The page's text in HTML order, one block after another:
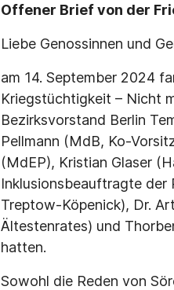
Offener Brief von der
Liebe Genossinnen und
am 14. September 2024
Kriegstüchtigkeit – Nicht
Bezirksvorstand Berlin
Pellmann (MdB, Ko-
(MdEP), Kristian Glaser
Inklusionsbeauftragte der
Treptow-Köpenick), Dr.
Ältestenrates) und
hatten.
Sowohl die Reden von